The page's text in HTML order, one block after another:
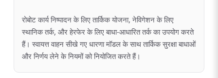
रोबोट कार्य निष्पादन के लिए तार्किक योजना, नेविगेशन के लिए
स्थानिक तर्क, और हेरफेर के लिए बाधा-आधारित तर्क का उपयोग करते
हैं। स्वायत्त वाहन सीखे गए धारणा मॉडल के साथ तार्किक सुरक्षा बाधाओं
और निर्णय लेने के नियमों को नियोजित करते हैं।